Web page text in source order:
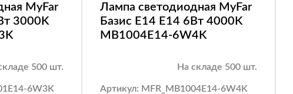
MyFar
3000K
500 шт.
6W3K
Лампа светодиодная MyFar
Базис E14 E14 6Вт 4000K
MB1004E14-6W4K
На складе 500 шт.
Артикул: MFR_MB1004E14-6W4K